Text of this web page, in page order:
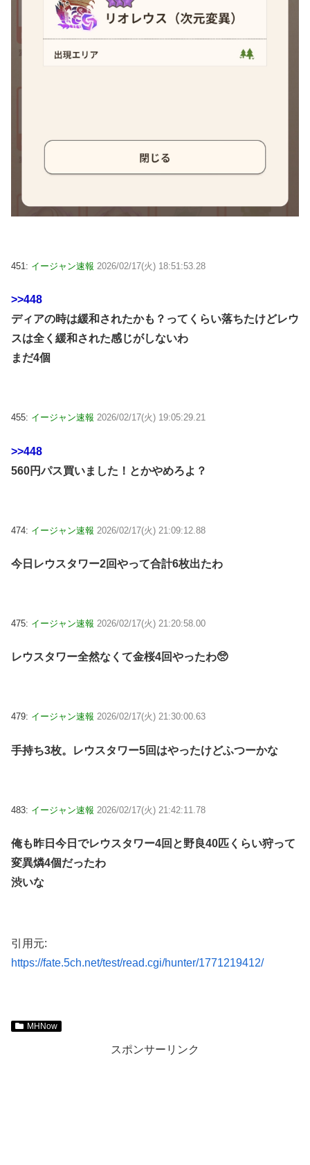
451: イージャン速報 2026/02/17(火) 18:51:53.28
>>448
ディアの時は緩和されたかも？ってくらい落ちたけどレウ
スは全く緩和された感じがしないわ
まだ4個
455: イージャン速報 2026/02/17(火) 19:05:29.21
>>448
560円パス買いました！とかやめろよ？
474: イージャン速報 2026/02/17(火) 21:09:12.88
今日レウスタワー2回やって合計6枚出たわ
475: イージャン速報 2026/02/17(火) 21:20:58.00
レウスタワー全然なくて金桜4回やったわ🥺
479: イージャン速報 2026/02/17(火) 21:30:00.63
手持ち3枚。レウスタワー5回はやったけどふつーかな
483: イージャン速報 2026/02/17(火) 21:42:11.78
俺も昨日今日でレウスタワー4回と野良40匹くらい狩って
変異燐4個だったわ
渋いな
引用元:
https://fate.5ch.net/test/read.cgi/hunter/1771219412/
MHNow
スポンサーリンク